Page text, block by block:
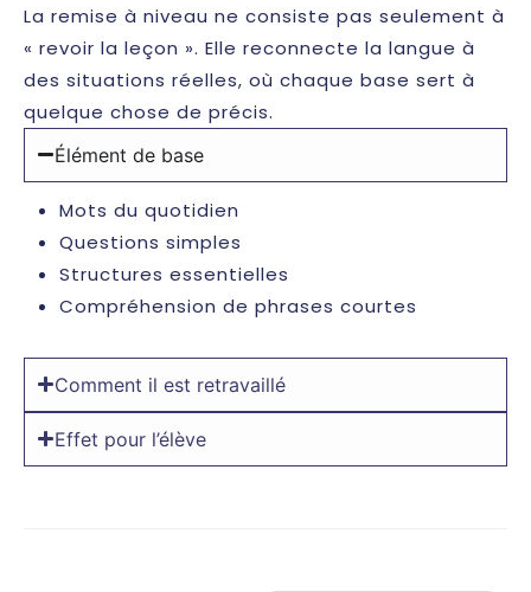
La remise à niveau ne consiste pas seulement à
« revoir la leçon ». Elle reconnecte la langue à
des situations réelles, où chaque base sert à
quelque chose de précis.
Élément de base
Mots du quotidien
Questions simples
Structures essentielles
Compréhension de phrases courtes
Comment il est retravaillé
Effet pour l’élève